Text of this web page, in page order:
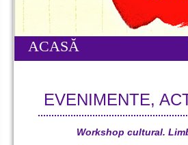
ACASĂ
EVENIMENTE,
Workshop cultural.